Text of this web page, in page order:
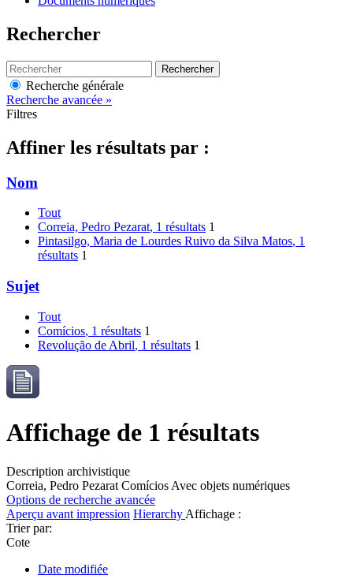
Rechercher
Rechercher
Recherche générale
Recherche avancée »
Filtres
Affiner les résultats par :
Nom
Tout
Correia, Pedro Pezarat, 1 résultats 1
Pintasilgo, Maria de Lourdes Ruivo da Silva Matos, 1
résultats 1
Sujet
Tout
Comícios, 1 résultats 1
Revolução de Abril, 1 résultats 1
Affichage de 1 résultats
Description archivistique
Correia, Pedro Pezarat Comícios Avec objets numériques
Options de recherche avancée
Aperçu avant impression Hierarchy Affichage :
Trier par:
Cote
Date modifiée